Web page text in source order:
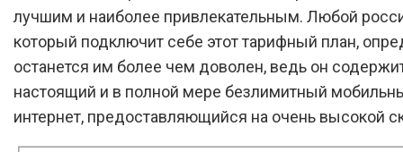
лучшим и наиболее привлекательным. Любой
который подключит себе этот тарифный план,
останется им более чем доволен, ведь он
настоящий и в полной мере безлимитный
интернет, предоставляющийся на очень высокой